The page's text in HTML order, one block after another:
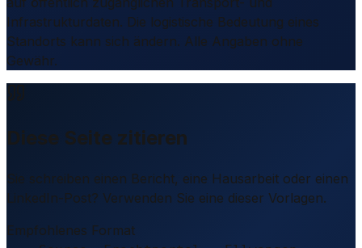
Infrastrukturdaten. Die logistische Bedeutung eines
Standorts kann sich ändern. Alle Angaben ohne
Gewähr.
Diese Seite zitieren
Sie schreiben einen Bericht, eine Hausarbeit oder einen
LinkedIn-Post? Verwenden Sie eine dieser Vorlagen.
Empfohlenes Format